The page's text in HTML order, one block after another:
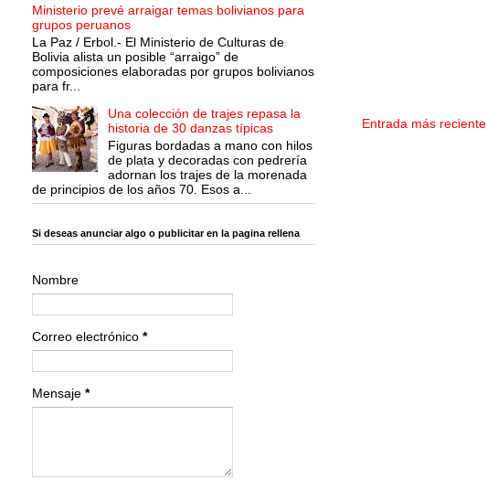
Entrada más reciente
Ministerio prevé arraigar temas bolivianos para
grupos peruanos
La Paz / Erbol.- El Ministerio de Culturas de
Bolivia alista un posible “arraigo” de
composiciones elaboradas por grupos bolivianos
para fr...
Una colección de trajes repasa la
historia de 30 danzas típicas
Figuras bordadas a mano con hilos
de plata y decoradas con pedrería
adornan los trajes de la morenada
de principios de los años 70. Esos a...
Si deseas anunciar algo o publicitar en la pagina rellena
Nombre
Correo electrónico *
Mensaje *